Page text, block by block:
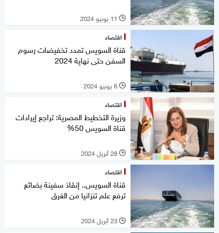
l 11 يونيو 2024
اقتصاد
قناة السويس تمدد تخفيضات رسوم
السفن حتى نهاية 2024
l 6 يونيو 2024
اقتصاد
وزيرة التخطيط المصرية: تراجع إيرادات
قناة السويس 50%
l 28 أبريل 2024
اقتصاد
قناة السويس.. إنقاذ سفينة بضائع
ترفع علم تنزانيا من الغرق
l 23 أبريل 2024